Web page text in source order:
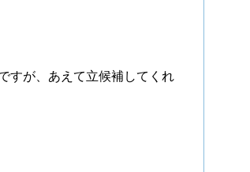
すが、あえて立候補してくれ